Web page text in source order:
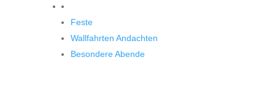
Feste
Wallfahrten Andachten
Besondere Abende